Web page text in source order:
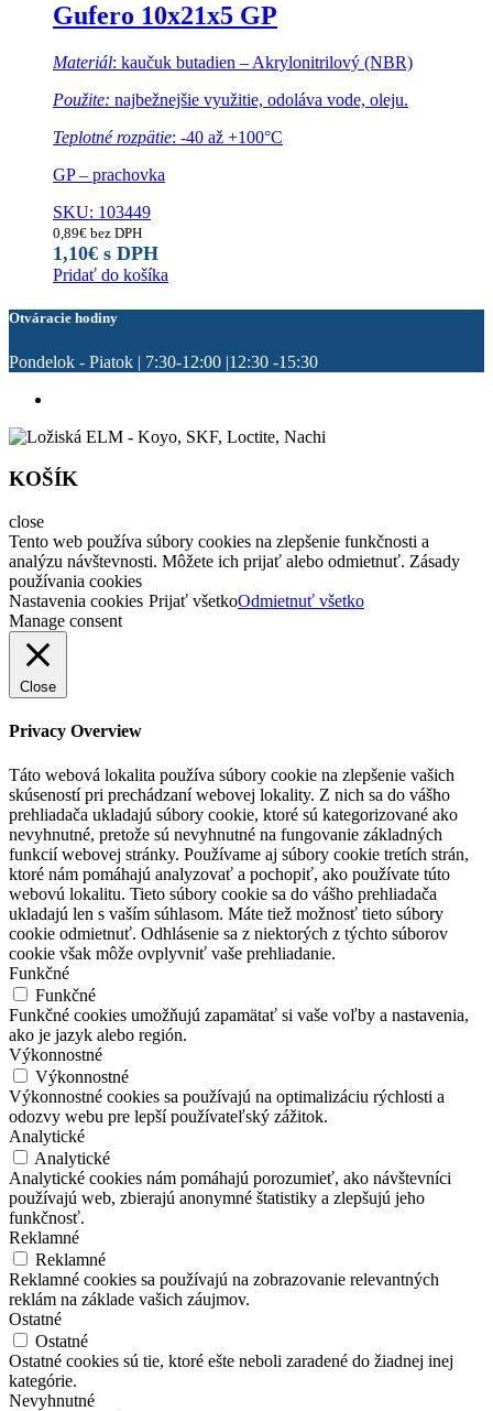
Gufero 10x21x5 GP
Materiál: kaučuk butadien – Akrylonitrilový (NBR)
Použite: najbežnejšie využitie, odoláva vode, oleju.
Teplotné rozpätie: -40 až +100°C
GP – prachovka
SKU: 103449
0,89€ bez DPH
1,10€ s DPH
Pridať do košíka
Otváracie hodiny
Pondelok - Piatok | 7:30-12:00 |12:30 -15:30
KOŠÍK
close
Tento web používa súbory cookies na zlepšenie funkčnosti a
analýzu návštevnosti. Môžete ich prijať alebo odmietnuť. Zásady
používania cookies
Nastavenia cookies Prijať všetkoOdmietnuť všetko
Manage consent
Close
Privacy Overview
Táto webová lokalita používa súbory cookie na zlepšenie vašich
skúseností pri prechádzaní webovej lokality. Z nich sa do vášho
prehliadača ukladajú súbory cookie, ktoré sú kategorizované ako
nevyhnutné, pretože sú nevyhnutné na fungovanie základných
funkcií webovej stránky. Používame aj súbory cookie tretích strán,
ktoré nám pomáhajú analyzovať a pochopiť, ako používate túto
webovú lokalitu. Tieto súbory cookie sa do vášho prehliadača
ukladajú len s vaším súhlasom. Máte tiež možnosť tieto súbory
cookie odmietnuť. Odhlásenie sa z niektorých z týchto súborov
cookie však môže ovplyvniť vaše prehliadanie.
Funkčné
Funkčné
Funkčné cookies umožňujú zapamätať si vaše voľby a nastavenia,
ako je jazyk alebo región.
Výkonnostné
Výkonnostné
Výkonnostné cookies sa používajú na optimalizáciu rýchlosti a
odozvy webu pre lepší používateľský zážitok.
Analytické
Analytické
Analytické cookies nám pomáhajú porozumieť, ako návštevníci
používajú web, zbierajú anonymné štatistiky a zlepšujú jeho
funkčnosť.
Reklamné
Reklamné
Reklamné cookies sa používajú na zobrazovanie relevantných
reklám na základe vašich záujmov.
Ostatné
Ostatné
Ostatné cookies sú tie, ktoré ešte neboli zaradené do žiadnej inej
kategórie.
Nevyhnutné